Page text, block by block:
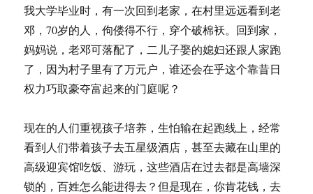
我大学毕业时，有一次回到老家，在村里远远看到老
邓，70岁的人，佝偻得不行，穿个破棉袄。回到家，
妈妈说，老邓可落配了，二儿子娶的媳妇还跟人家跑
了，因为村子里有了万元户，谁还会在乎这个靠昔日
权力巧取豪夺富起来的门庭呢？
现在的人们重视孩子培养，生怕输在起跑线上，经常
看到人们带着孩子去五星级酒店，甚至去藏在山里的
高级迎宾馆吃饭、游玩，这些酒店在过去都是高墙深
锁的，百姓怎么能进得去？但是现在，你肯花钱，去